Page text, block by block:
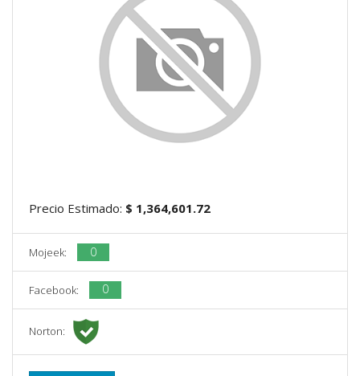
Precio Estimado: $ 1,364,601.72
Mojeek: 0
Facebook: 0
Norton: